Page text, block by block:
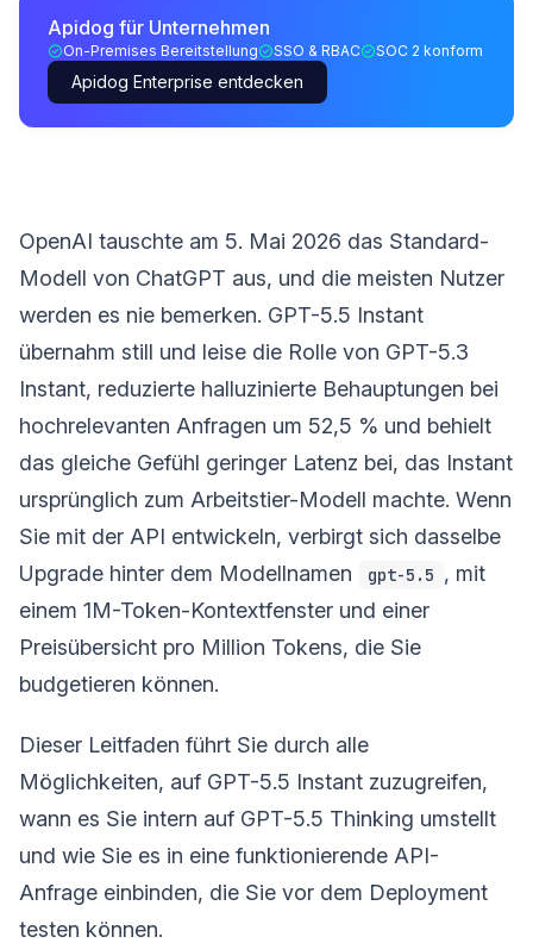
Apidog für Unternehmen
On-Premises Bereitstellung SSO & RBAC SOC 2 konform
Apidog Enterprise entdecken
OpenAI tauschte am 5. Mai 2026 das Standard-
Modell von ChatGPT aus, und die meisten Nutzer
werden es nie bemerken. GPT-5.5 Instant
übernahm still und leise die Rolle von GPT-5.3
Instant, reduzierte halluzinierte Behauptungen bei
hochrelevanten Anfragen um 52,5 % und behielt
das gleiche Gefühl geringer Latenz bei, das Instant
ursprünglich zum Arbeitstier-Modell machte. Wenn
Sie mit der API entwickeln, verbirgt sich dasselbe
Upgrade hinter dem Modellnamen
gpt-5.5 , mit
einem 1M-Token-Kontextfenster und einer
Preisübersicht pro Million Tokens, die Sie
budgetieren können.
Dieser Leitfaden führt Sie durch alle
Möglichkeiten, auf GPT-5.5 Instant zuzugreifen,
wann es Sie intern auf GPT-5.5 Thinking umstellt
und wie Sie es in eine funktionierende API-
Anfrage einbinden, die Sie vor dem Deployment
testen können.